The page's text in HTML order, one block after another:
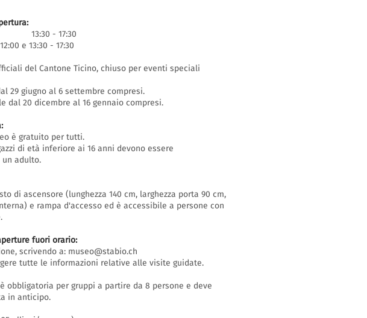
- 17:30
e 13:30 - 17:30
del Cantone Ticino, chiuso per eventi speciali
29 giugno al 6 settembre compresi.
dal 20 dicembre al 16 gennaio compresi.
è gratuito per tutti.
di età inferiore ai 16 anni devono essere
un adulto.
di ascensore (lunghezza 140 cm, larghezza porta 90 cm,
e rampa d'accesso ed è accessibile a persone con
fuori orario:
scrivendo a: museo@stabio.ch
tutte le informazioni relative alle visite guidate.
obbligatoria per gruppi a partire da 8 persone e deve
in anticipo.